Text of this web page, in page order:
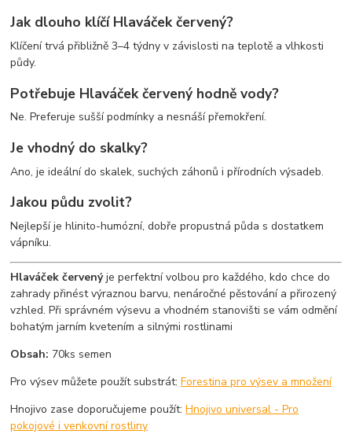
Jak dlouho klíčí Hlaváček červený?
Klíčení trvá přibližně 3–4 týdny v závislosti na teplotě a vlhkosti
půdy.
Potřebuje Hlaváček červený hodně vody?
Ne. Preferuje sušší podmínky a nesnáší přemokření.
Je vhodný do skalky?
Ano, je ideální do skalek, suchých záhonů i přírodních výsadeb.
Jakou půdu zvolit?
Nejlepší je hlinito-humózní, dobře propustná půda s dostatkem
vápníku.
Hlaváček červenýje perfektní volbou pro každého, kdo chce do
zahrady přinést výraznou barvu, nenáročné pěstování a přirozený
vzhled. Při správném výsevu a vhodném stanovišti se vám odmění
bohatým jarním kvetením a silnými rostlinami
Obsah: 70ks semen
Pro výsev můžete použít substrát:Forestina pro výsev a množení
Hnojivo zase doporučujeme použít:Hnojivo universal - Pro
pokojové i venkovní rostliny